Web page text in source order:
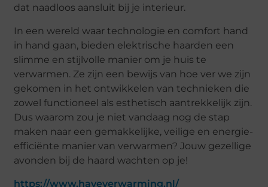
dat naadloos aansluit bij je interieur.
In een wereld waar technologie en comfort hand
in hand gaan, bieden elektrische haarden een
slimme en stijlvolle manier om je huis te
verwarmen. Ze zijn een bewijs van hoe ver we zijn
gekomen in het ontwikkelen van technieken die
zowel functioneel als esthetisch aantrekkelijk zijn.
Dus waarom zou je niet vandaag nog de stap
maken naar een gemakkelijke, veilige en energie-
efficiënte manier van verwarmen? Jouw gezellige
avonden bij de haard wachten op je!
https://www.haveverwarming.nl/